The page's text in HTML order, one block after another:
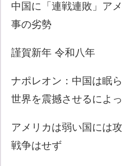
中国に「連戦連敗」ア
事の劣勢
謹賀新年 令和八年
ナポレオン：中国は眠
世界を震撼させるによ
アメリカは弱い国には
戦争はせず